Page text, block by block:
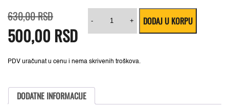
630,00RSDcena
je
bila:
630,00 RSD.
500,00 RSD
cena
je:
500,00 RSD.
PDV uračunat u cenu i nema skrivenih troškova.
-
ubodne
T
Bosch
+ DODAJ U KORPU
DODATNE INFORMACIJE